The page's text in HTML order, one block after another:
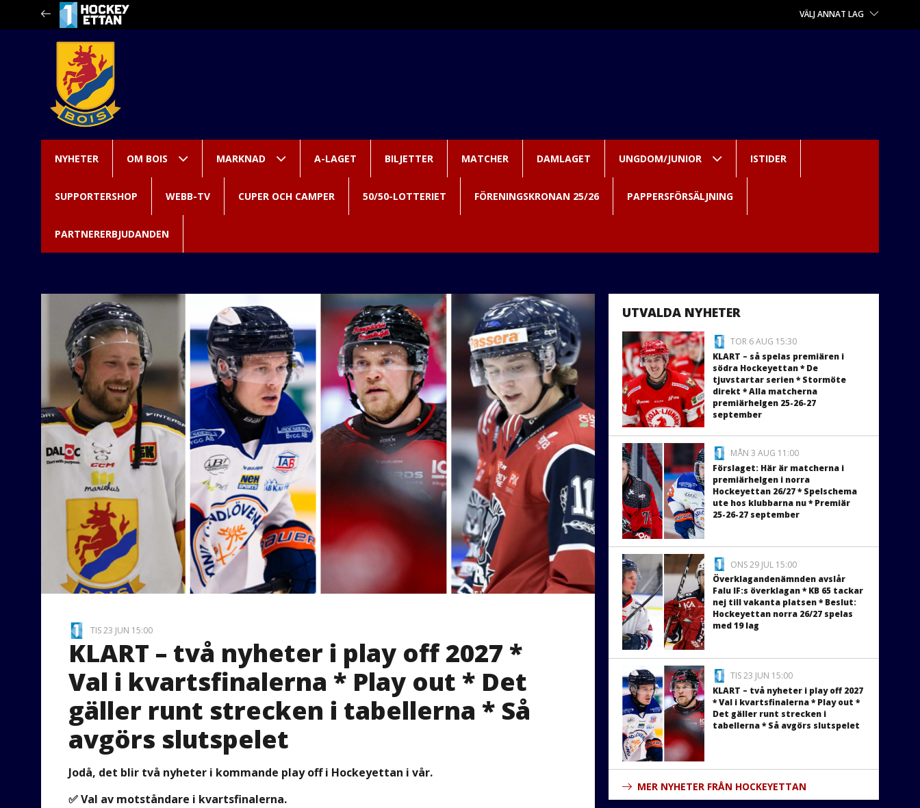
VÄLJ ANNAT LAG
NYHETER OM BOIS MARKNAD A-LAGET BILJETTER MATCHER DAMLAGET UNGDOM/JUNIOR ISTIDER
SUPPORTERSHOP WEBB-TV CUPER OCH CAMPER 50/50-LOTTERIET FÖRENINGSKRONAN 25/26 PAPPERSFÖRSÄLJNING
PARTNERERBJUDANDEN
TIS 23 JUN 15:00
KLART – två nyheter i play off 2027 *
Val i kvartsfinalerna * Play out * Det
gäller runt strecken i tabellerna * Så
avgörs slutspelet
Jodå, det blir två nyheter i kommande play off i Hockeyettan i vår.
✅ Val av motståndare i kvartsfinalerna.
UTVALDA NYHETER
TOR 6 AUG 15:30
KLART – så spelas premiären i
södra Hockeyettan * De
tjuvstartar serien * Stormöte
direkt * Alla matcherna
premiärhelgen 25-26-27
september
MÅN 3 AUG 11:00
Förslaget: Här är matcherna i
premiärhelgen i norra
Hockeyettan 26/27 * Spelschema
ute hos klubbarna nu * Premiär
25-26-27 september
ONS 29 JUL 15:00
Överklagandenämnden avslår
Falu IF:s överklagan * KB 65 tackar
nej till vakanta platsen * Beslut:
Hockeyettan norra 26/27 spelas
med 19 lag
TIS 23 JUN 15:00
KLART – två nyheter i play off 2027
* Val i kvartsfinalerna * Play out *
Det gäller runt strecken i
tabellerna * Så avgörs slutspelet
MER NYHETER FRÅN HOCKEYETTAN